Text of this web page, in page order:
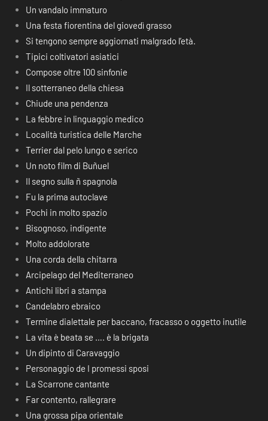
Un vandalo immaturo
Una festa fiorentina del giovedì grasso
Si tengono sempre aggiornati malgrado l’età.
Tipici coltivatori asiatici
Compose oltre 100 sinfonie
Il sotterraneo della chiesa
Chiude una pendenza
La febbre in linguaggio medico
Località turistica delle Marche
Terrier dal pelo lungo e serico
Un noto film di Buñuel
Il segno sulla ñ spagnola
Fu la prima autoclave
Pochi in molto spazio
Bisognoso, indigente
Molto addolorate
Una corda della chitarra
Arcipelago del Mediterraneo
Antichi libri a stampa
Candelabro ebraico
Termine dialettale per baccano, fracasso o oggetto inutile
La vita è beata se …. è la brigata
Un dipinto di Caravaggio
Personaggio de I promessi sposi
La Scarrone cantante
Far contento, rallegrare
Una grossa pipa orientale